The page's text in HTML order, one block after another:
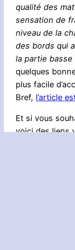
qualité des
sensation de
niveau de la
des bords qui
la partie basse
quelques
plus facile
Bref, l’article
Et si vous
voici des liens